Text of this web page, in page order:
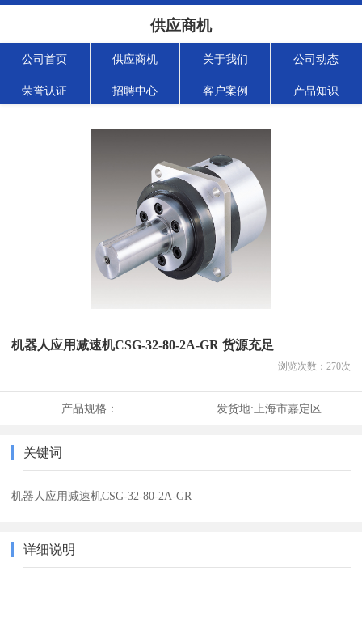
供应商机
公司首页 供应商机 关于我们 公司动态
荣誉认证 招聘中心 客户案例 产品知识
机器人应用减速机CSG-32-80-2A-GR 货源充足
浏览次数： 270次
产品规格： 发货地: 上海市嘉定区
关键词
机器人应用减速机CSG-32-80-2A-GR
详细说明